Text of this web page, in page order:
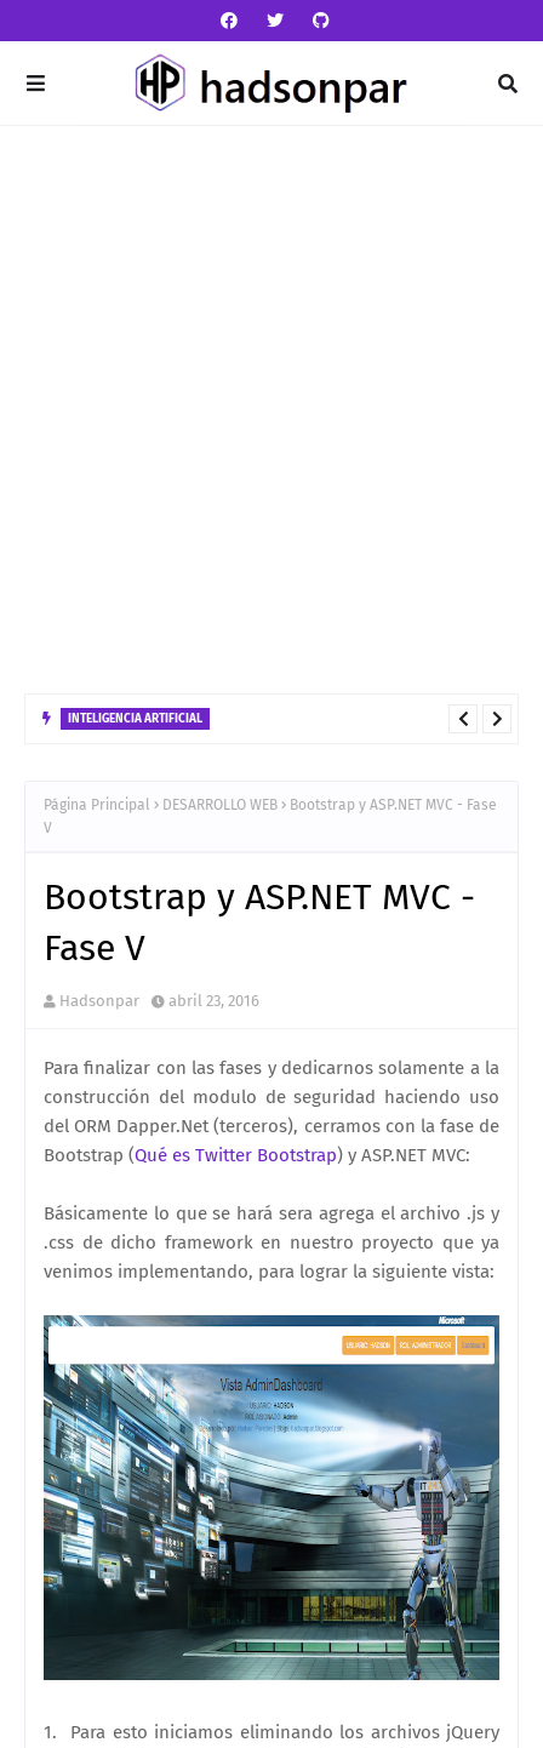
INTELIGENCIA ARTIFICIAL
Página Principal DESARROLLO WEB
Bootstrap y ASP.NET MVC - Fase
V
Bootstrap y ASP.NET MVC -
Fase V
Hadsonpar abril 23, 2016
Para finalizar con las fases y dedicarnos solamente a la
construcción del modulo de seguridad haciendo uso
del ORM Dapper.Net (terceros), cerramos con la fase de
Bootstrap (Qué es Twitter Bootstrap) y ASP.NET MVC:
Básicamente lo que se hará sera agrega el archivo .js y
.css de dicho framework en nuestro proyecto que ya
venimos implementando, para lograr la siguiente vista:
1. Para esto iniciamos eliminando los archivos jQuery